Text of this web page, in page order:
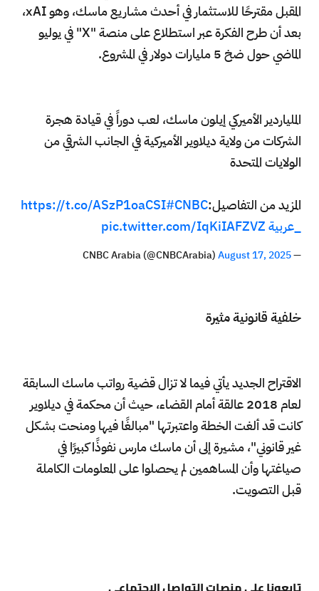
المقبل مقترحًا للاستثمار في أحدث مشاريع ماسك، وهو xAI،
بعد أن طرح الفكرة عبر استطلاع على منصة "X" في يوليو
الماضي حول ضخ 5 مليارات دولار في المشروع.
الملياردير الأميركي إيلون ماسك، لعب دوراً في قيادة هجرة
الشركات من ولاية ديلاوير الأميركية في الجانب الشرقي من
الولايات المتحدة
المزيد من التفاصيل: https://t.co/ASzP1oaCSI#CNBC
_عربيةpic.twitter.com/IqKiIAFZVZ
— CNBC Arabia (@CNBCArabia)
August 17, 2025
خلفية قانونية مثيرة
الاقتراح الجديد يأتي فيما لا تزال قضية رواتب ماسك السابقة
لعام 2018 عالقة أمام القضاء، حيث أن محكمة في ديلاوير
كانت قد ألغت الخطة واعتبرتها "مبالغًا فيها ومنحت بشكل
غير قانوني"، مشيرة إلى أن ماسك مارس نفوذًا كبيرًا في
صياغتها وأن المساهمين لم يحصلوا على المعلومات الكاملة
قبل التصويت.